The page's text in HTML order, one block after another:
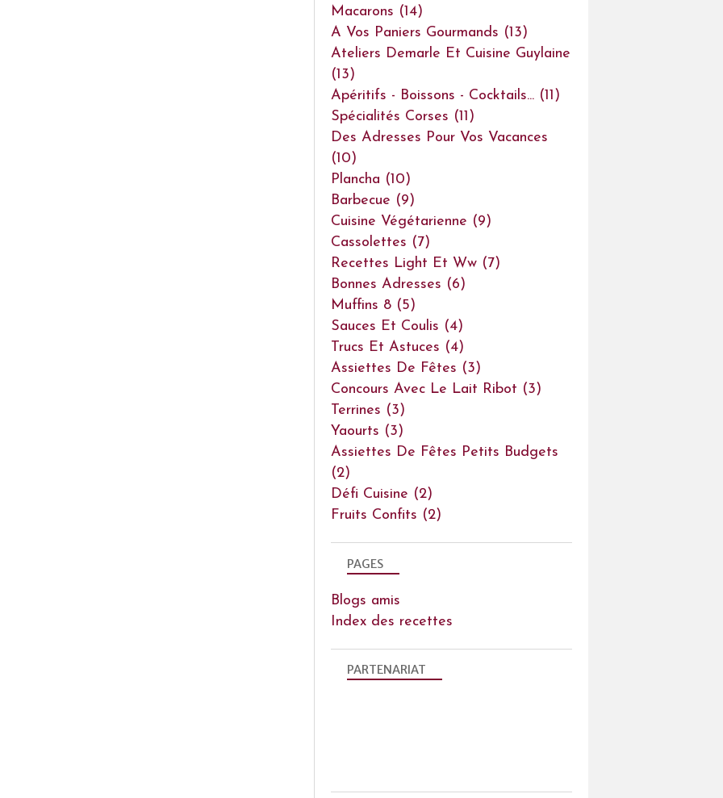
PAGES
Blogs amis
Index des recettes
Macarons (14)
A Vos Paniers Gourmands (13)
Ateliers Demarle Et Cuisine Guylaine
(13)
Apéritifs - Boissons - Cocktails... (11)
Spécialités Corses (11)
Des Adresses Pour Vos Vacances
(10)
Plancha (10)
Barbecue (9)
Cuisine Végétarienne (9)
Cassolettes (7)
Recettes Light Et Ww (7)
Bonnes Adresses (6)
Muffins 8 (5)
Sauces Et Coulis (4)
Trucs Et Astuces (4)
Assiettes De Fêtes (3)
Concours Avec Le Lait Ribot (3)
Terrines (3)
Yaourts (3)
Assiettes De Fêtes Petits Budgets
(2)
Défi Cuisine (2)
Fruits Confits (2)
PARTENARIAT